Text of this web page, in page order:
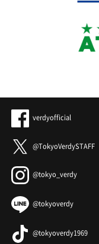
verdyofficial
@TokyoVerdySTAFF
@tokyo_verdy
@tokyoverdy
@tokyoverdy1969